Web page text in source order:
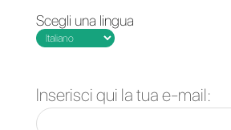
Messenger.
presente
l’appendice di